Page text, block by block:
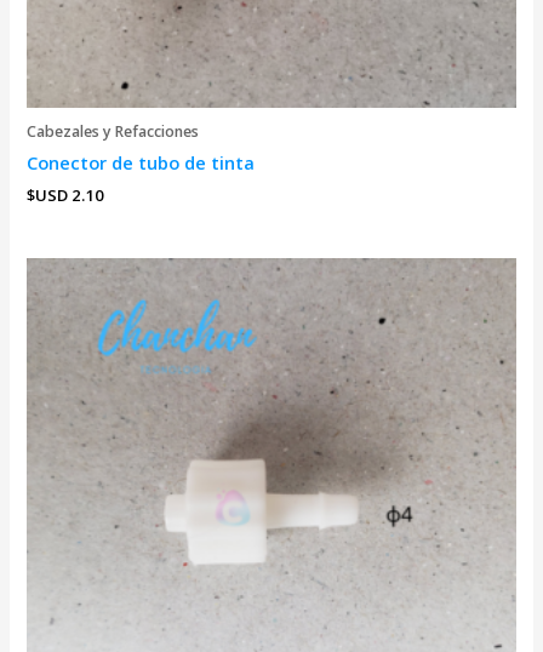
Cabezales y Refacciones
Conector de tubo de tinta
$USD 2.10